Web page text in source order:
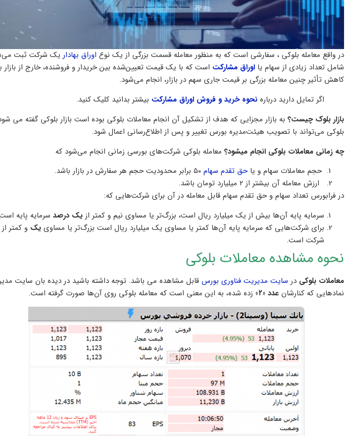
در واقع معامله بلوکی ، سفارشی است که به منظور معامله قسمت بزرگی از یک نوع اوراق بهادار یک شرکت ثبت
شامل تعداد زیادی از سهام یا اوراق مشارکت است که با یک قیمت تعیین‌شده بین خریدار و فروشنده، خارج از بازار
کاهش تأثیر چنین معامله بزرگی بر قیمت جاری سهم در بازار، انجام می‌شود.
اگر تمایل دارید درباره نحوه خرید و فروش اوراق مشارکت بیشتر بدانید کلیک کنید.
بازار بلوک چیست؟ به بازار مجزایی که هدف از تشکیل آن انجام معاملات بلوکی بوده است بازار بلوکی گفته می
بلوکی می‌تواند با تصویب هیئت‌مدیره بورس تغییر و پس از اطلاع‌رسانی اعمال شود.
چه زمانی معاملات بلوکی انجام میشود؟ معامله بلوکی شرکت‌های بورسی زمانی انجام می‌شود که
حجم معاملات سهام و یاحق تقدم سهام
ارزش معامله آن بیشتر از ۲ میلیارد تومان باشد.
در فرابورس تعداد سهام و حق تقدم سهام قابل معامله در آن برای شرکت‌هایی که:
سرمایه پایه آن‌ها بیش از یک میلیارد ریال است، بزرگ‌تر یا مساوی نیم و کمتر از یک درصد سرمایه پایه
برای شرکت‌هایی که سرمایه پایه آن‌ها کمتر یا مساوی یک میلیارد ریال است بزرگ‌تر یا مساوی یک و کمتر از
شرکت است.
نحوه مشاهده معاملات بلوکی
معاملات بلوکی در سایت مدیریت فناوری بورس قابل مشاهده می باشد. توجه داشته باشید در دیده بان سایت
نمادهایی که کنارشان عدد «۲» زده شده، به این معنی است که معامله بلوکی روی آن‌ها صورت گرفته است.